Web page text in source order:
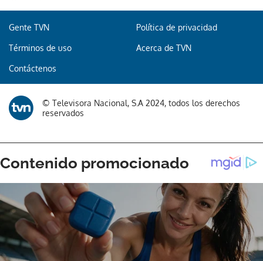
Gracias por suscribirte a nuestro boletín.
Gente TVN Política de privacidad
Términos de uso Acerca de TVN
Contáctenos
© Televisora Nacional, S.A 2024, todos los derechos
reservados